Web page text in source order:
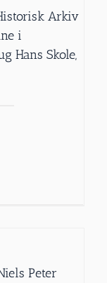
Arkiv
i
Hans Skole,
Peter